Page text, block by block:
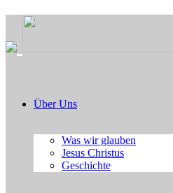
Über Uns
Was wir glauben
Jesus Christus
Geschichte